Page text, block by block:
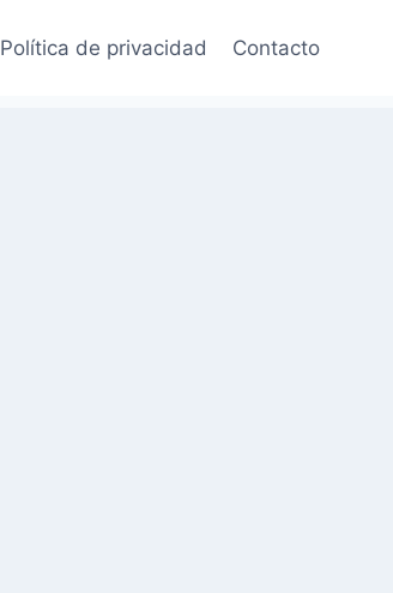
Política de privacidad Contacto